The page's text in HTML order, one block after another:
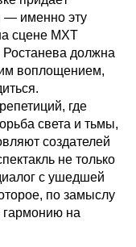
— именно эту
сцене МХТ
Ростанева должна
воплощением,
где
света и тьмы,
создателей
не только
с ушедшей
по замыслу
гармонию на